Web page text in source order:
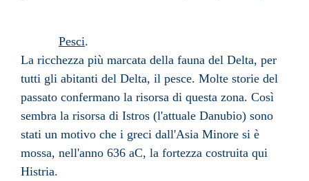
Pesci.
La ricchezza più marcata della fauna del Delta, per
tutti gli abitanti del Delta, il pesce. Molte storie del
passato confermano la risorsa di questa zona. Così
sembra la risorsa di Istros (l'attuale Danubio) sono
stati un motivo che i greci dall'Asia Minore si è
mossa, nell'anno 636 aC, la fortezza costruita qui
Histria.